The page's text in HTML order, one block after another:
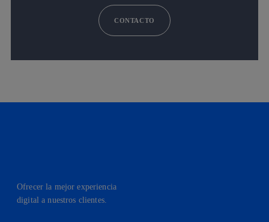
CONTACTO
Ofrecer la mejor experiencia
digital a nuestros clientes.